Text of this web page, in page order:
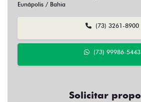
Eunápolis / Bahia
(73) 3261-8900
(73) 99986-5443
Solicitar